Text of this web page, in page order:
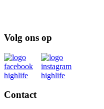
Volg ons op
Contact